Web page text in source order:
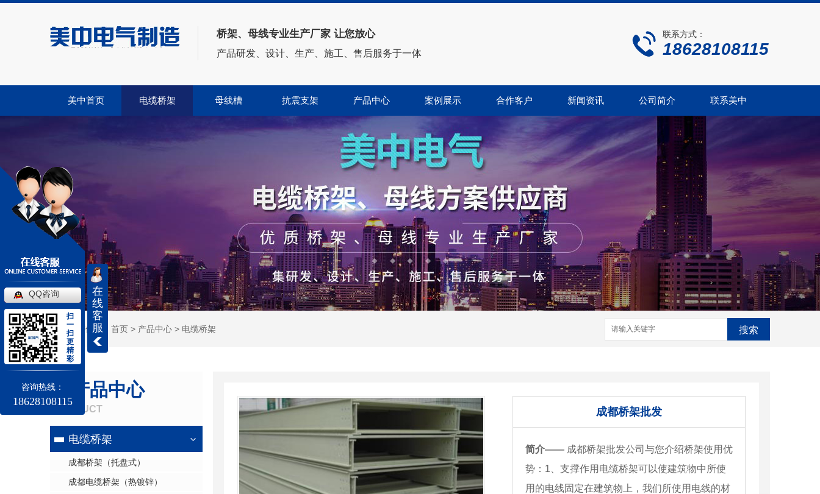
——电缆桥架、母线方案供应商——
桥架、母线专业生产厂家 让您放心
产品研发、设计、生产、施工、售后服务于一体
联系方式：
18628108115
美中首页 电缆桥架 母线槽 抗震支架 产品中心 案例展示 合作客户 新闻资讯 公司简介 联系美中
当前位置： 首页 > 产品中心 > 电缆桥架 搜索
产品中心
PRODUCT
电缆桥架
成都桥架（托盘式）
成都电缆桥架（热镀锌）
成都桥架批发
简介—— 成都桥架批发公司与您介绍桥架使用优
势：1、支撑作用电缆桥架可以使建筑物中所使
用的电线固定在建筑物上，我们所使用电线的材
在
线
客
服
QQ咨询
扫
一
扫
更
精
彩
咨询热线：
18628108115